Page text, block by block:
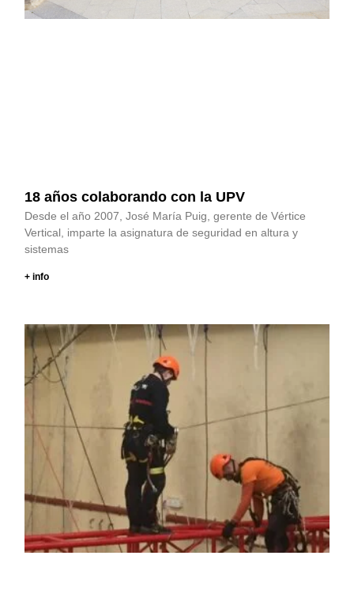
18 años colaborando con la UPV
Desde el año 2007, José María Puig, gerente de Vértice
Vertical, imparte la asignatura de seguridad en altura y
sistemas
+ info